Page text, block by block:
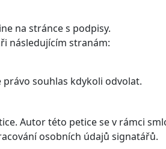
na stránce s podpisy.
následujícím stranám:
souhlas kdykoli odvolat.
Autor této petice se v rámci
osobních údajů signatářů.